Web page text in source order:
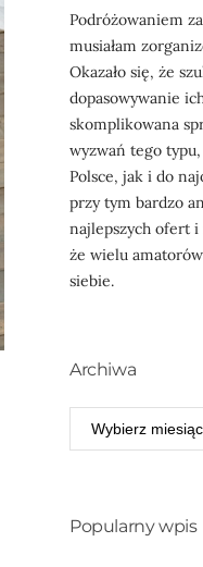
Podróżowaniem
musiałam
Okazało się, że
dopasowywanie
skomplikowana
wyzwań tego
Polsce, jak i do
przy tym bardzo
najlepszych ofert
że wielu
siebie.
Archiwa
Popularny wpis